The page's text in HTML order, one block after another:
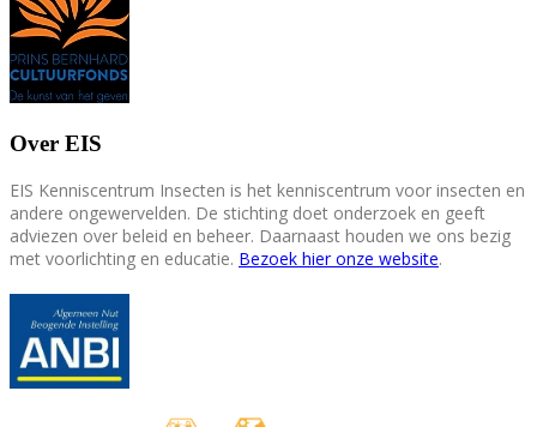
Over EIS
EIS Kenniscentrum Insecten is het kenniscentrum voor insecten en
andere ongewervelden. De stichting doet onderzoek en geeft
adviezen over beleid en beheer. Daarnaast houden we ons bezig
met voorlichting en educatie. Bezoek hier onze website.